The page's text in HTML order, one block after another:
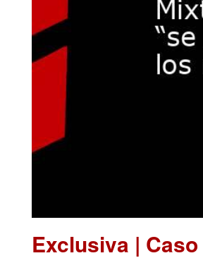
Exclusiva |